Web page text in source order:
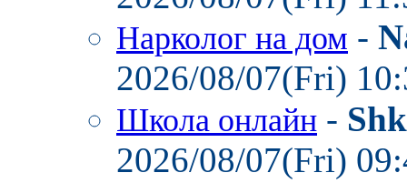
Нарколог на дом -
2026/08/07(Fri)
Школа онлайн -
2026/08/07(Fri)